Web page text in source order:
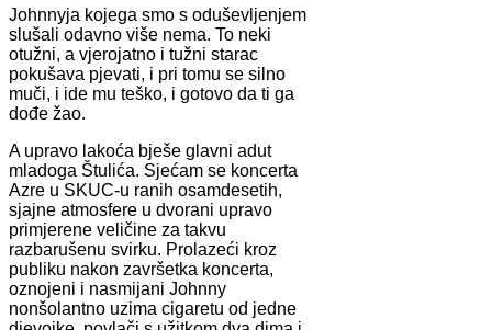
Johnnyja kojega smo s oduševljenjem
slušali odavno više nema. To neki
otužni, a vjerojatno i tužni starac
pokušava pjevati, i pri tomu se silno
muči, i ide mu teško, i gotovo da ti ga
dođe žao.
A upravo lakoća bješe glavni adut
mladoga Štulića. Sjećam se koncerta
Azre u SKUC-u ranih osamdesetih,
sjajne atmosfere u dvorani upravo
primjerene veličine za takvu
razbarušenu svirku. Prolazeći kroz
publiku nakon završetka koncerta,
oznojeni i nasmijani Johnny
nonšolantno uzima cigaretu od jedne